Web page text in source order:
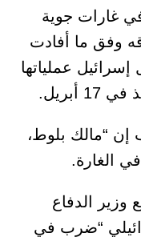
في غارات جوية
وفق ما أفادت
إسرائيل عملياتها
“مالك بلوط،
الغارة.
وزير الدفاع
“ضرب في